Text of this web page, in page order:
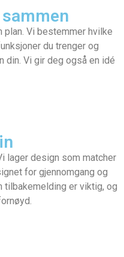
plan. Vi bestemmer hvilke
du trenger og
Vi gir deg også en idé
lager design som matcher
for gjennomgang og
tilbakemelding er viktig, og